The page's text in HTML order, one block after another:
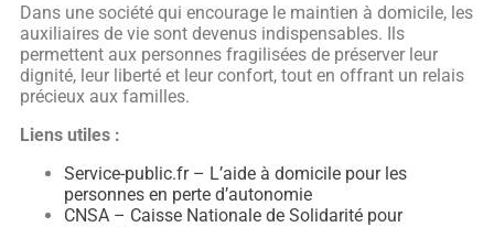
Dans une société qui encourage le maintien à domicile, les
auxiliaires de vie sont devenus indispensables. Ils
permettent aux personnes fragilisées de préserver leur
dignité, leur liberté et leur confort, tout en offrant un relais
précieux aux familles.
Liens utiles :
Service-public.fr – L’aide à domicile pour les
personnes en perte d’autonomie
CNSA – Caisse Nationale de Solidarité pour